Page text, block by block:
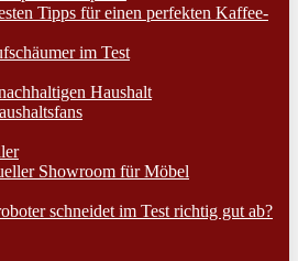
Tipps für einen perfekten Kaffee-
im Test
Haushalt
Showroom für Möbel
schneidet im Test richtig gut ab?